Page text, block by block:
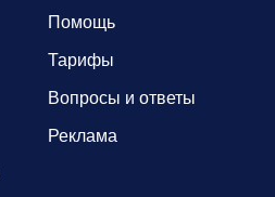
Помощь
Тарифы
Вопросы и ответы
Реклама